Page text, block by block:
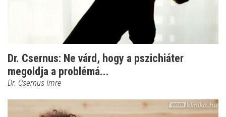
Dr. Csernus: Ne várd, hogy a pszichiáter
megoldja a problémá...
Dr. Csernus Imre